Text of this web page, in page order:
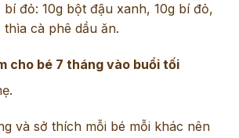
đỏ: 10g bột đậu xanh, 10g bí đỏ,
thìa cà phê dầu ăn.
cho bé 7 tháng vào buổi tối
và sở thích mỗi bé mỗi khác nên